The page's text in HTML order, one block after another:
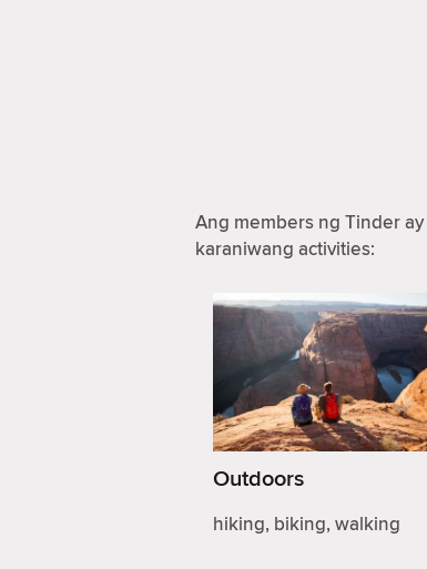
Ang members ng Tinder
karaniwang activities:
Outdoors
hiking, biking, walking